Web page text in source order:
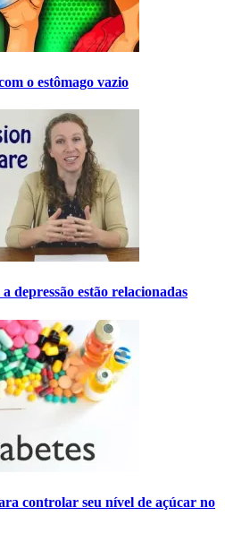
o estômago vazio
depressão estão relacionadas
controlar seu nível de açúcar no